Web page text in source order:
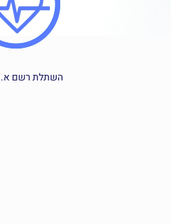
השתלת רשם